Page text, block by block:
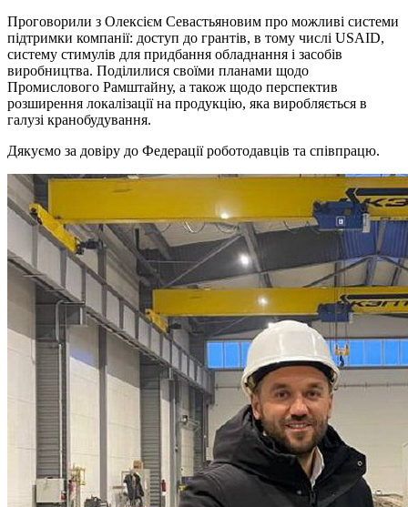
Проговорили з Олексієм Севастьяновим про можливі системи
підтримки компанії: доступ до грантів, в тому числі USAID,
систему стимулів для придбання обладнання і засобів
виробництва. Поділилися своїми планами щодо
Промислового Рамштайну, а також щодо перспектив
розширення локалізації на продукцію, яка виробляється в
галузі кранобудування.
Дякуємо за довіру до Федерації роботодавців та співпрацю.